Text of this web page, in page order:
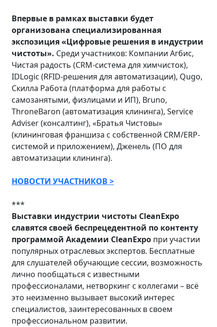
Впервые в рамках выставки будет
организована специализированная
экспозиция «Цифровые решения в индустрии
чистоты». Среди участников: Компании Агбис,
Чистая радость (CRM-система для химчисток),
IDLogic (RFID-решения для автоматизации), Qugo,
Скилла Работа (платформа для работы с
самозанятыми, физлицами и ИП), Bruno,
ThroneBaron (автоматизация клининга), Service
Adviser (консалтинг), «Братья Чистовы»
(клининговая франшиза с собственной CRM/ERP-
системой и приложением), Дженель (ПО для
автоматизации клининга).
НОВОСТИ УЧАСТНИКОВ >
***
Выставки индустрии чистоты CleanExpo
славятся своей беспрецедентной по контенту
программой Академии CleanExpo при участии
популярных отраслевых экспертов. Бесплатные
для слушателей обучающие сессии, возможность
лично пообщаться с известными
профессионалами, нетворкинг с коллегами – всё
это неизменно вызывает высокий интерес
специалистов, заинтересованных в своем
профессиональном развитии.